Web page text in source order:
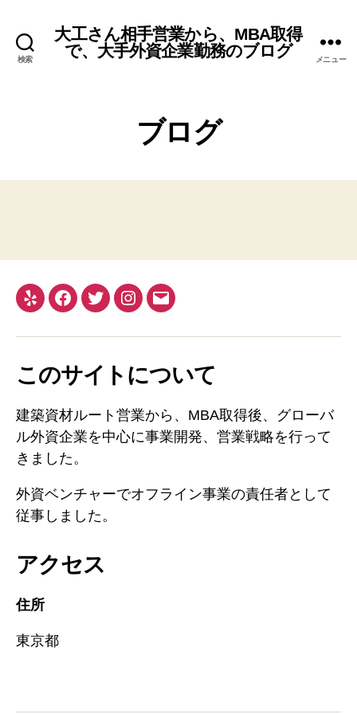
検索
大工さん相手営業から、MBA取得
で、大手外資企業勤務のブログ
メニュー
ブログ
Yelp Facebook
TwitterInstagram
メ
このサイトについて
建築資材ルート営業から、MBA取得後、グローバ
ル外資企業を中心に事業開発、営業戦略を行って
きました。
外資ベンチャーでオフライン事業の責任者として
従事しました。
アクセス
住所
東京都